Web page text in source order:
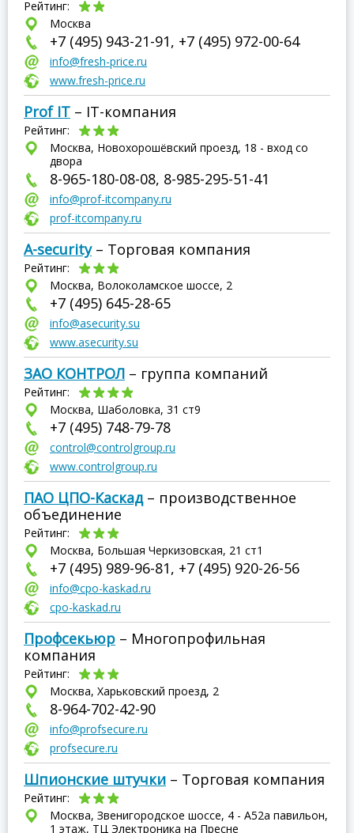
Рейтинг:
Москва
+7 (495) 943-21-91, +7 (495) 972-00-64
info@fresh-price.ru
www.fresh-price.ru
Prof IT – IT-компания
Рейтинг:
Москва, Новохорошёвский проезд, 18 - вход со
двора
8-965-180-08-08, 8-985-295-51-41
info@prof-itcompany.ru
prof-itcompany.ru
A-security– Торговая компания
Рейтинг:
Москва, Волоколамское шоссе, 2
+7 (495) 645-28-65
info@asecurity.su
www.asecurity.su
ЗАО КОНТРОЛ – группа компаний
Рейтинг:
Москва, Шаболовка, 31 ст9
+7 (495) 748-79-78
control@controlgroup.ru
www.controlgroup.ru
ПАО ЦПО-Каскад– производственное
объединение
Рейтинг:
Москва, Большая Черкизовская, 21 ст1
+7 (495) 989-96-81, +7 (495) 920-26-56
info@cpo-kaskad.ru
cpo-kaskad.ru
Профсекьюр – Многопрофильная
компания
Рейтинг:
Москва, Харьковский проезд, 2
8-964-702-42-90
info@profsecure.ru
profsecure.ru
Шпионские штучки – Торговая компания
Рейтинг:
Москва, Звенигородское шоссе, 4 - А52а павильон,
1 этаж, ТЦ Электроника на Пресне